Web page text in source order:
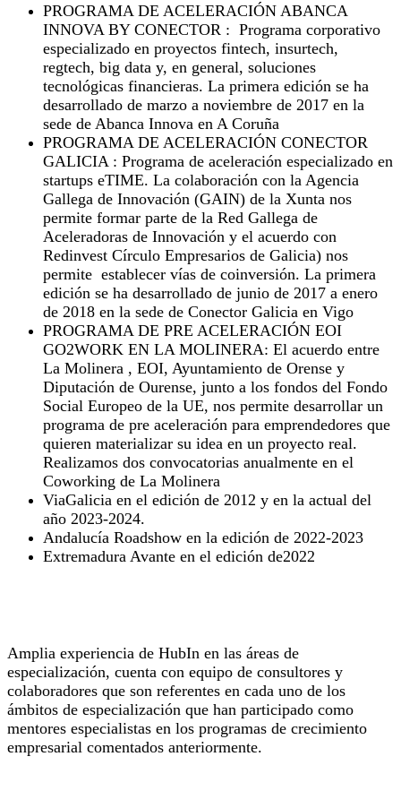
PROGRAMA DE ACELERACIÓN ABANCA
INNOVA BY CONECTOR : Programa corporativo
especializado en proyectos fintech, insurtech,
regtech, big data y, en general, soluciones
tecnológicas financieras. La primera edición se ha
desarrollado de marzo a noviembre de 2017 en la
sede de Abanca Innova en A Coruña
PROGRAMA DE ACELERACIÓN CONECTOR
GALICIA : Programa de aceleración especializado en
startups eTIME. La colaboración con la Agencia
Gallega de Innovación (GAIN) de la Xunta nos
permite formar parte de la Red Gallega de
Aceleradoras de Innovación y el acuerdo con
Redinvest Círculo Empresarios de Galicia) nos
permite establecer vías de coinversión. La primera
edición se ha desarrollado de junio de 2017 a enero
de 2018 en la sede de Conector Galicia en Vigo
PROGRAMA DE PRE ACELERACIÓN EOI
GO2WORK EN LA MOLINERA: El acuerdo entre
La Molinera , EOI, Ayuntamiento de Orense y
Diputación de Ourense, junto a los fondos del Fondo
Social Europeo de la UE, nos permite desarrollar un
programa de pre aceleración para emprendedores que
quieren materializar su idea en un proyecto real.
Realizamos dos convocatorias anualmente en el
Coworking de La Molinera
ViaGalicia en el edición de 2012 y en la actual del
año 2023-2024.
Andalucía Roadshow en la edición de 2022-2023
Extremadura Avante en el edición de2022
Amplia experiencia de HubIn en las áreas de
especialización, cuenta con equipo de consultores y
colaboradores que son referentes en cada uno de los
ámbitos de especialización que han participado como
mentores especialistas en los programas de crecimiento
empresarial comentados anteriormente.